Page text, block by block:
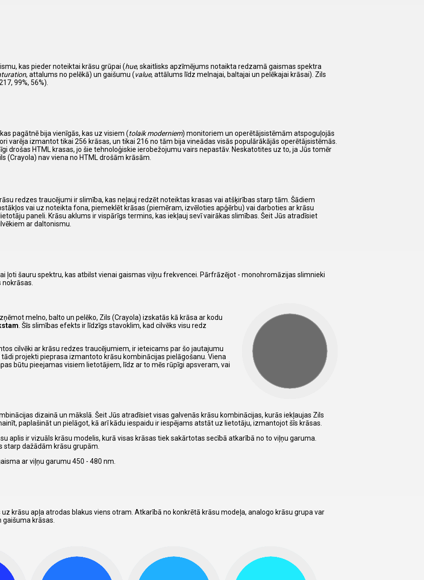
kas pieder noteiktai krāsu grūpai (hue, skaitlisks apzīmējums notaikta redzamā gaismas spektra
, attalums no pelēkā) un gaišumu (value, attālums līdz melnajai, baltajai un pelēkajai krāsai). Zils
99%, 56%).
pagātnē bija vienīgās, kas uz visiem (tolaik moderniem) monitoriem un operētājsistēmām atspoguļojās
varēja izmantot tikai 256 krāsas, un tikai 216 no tām bija vineādas visās populārākājās operētājsistēmās.
drošas HTML krasas, jo šie tehnoloģiskie ierobežojumu vairs nepastāv. Neskatotites uz to, ja Jūs tomēr
(Crayola) nav viena no HTML drošām krāsām.
redzes traucējumi ir slimība, kas neļauj redzēt noteiktas krasas vai atšķirības starp tām. Šādiem
vai uz noteikta fona, piemeklēt krāsas (piemēram, izvēloties apģērbu) vai darboties ar krāsu
paneli. Krāsu aklums ir vispārīgs termins, kas iekļauj sevī vairākas slimības. Šeit Jūs atradīsiet
ar daltonismu.
ļoti šauru spektru, kas atbilst vienai gaismas viļņu frekvencei. Pārfrāzējot - monohromāzijas slimnieki
melno, balto un pelēko, Zils (Crayola) izskatās kā krāsa ar kodu
. Šīs slimības efekts ir līdzīgs stavoklim, kad cilvēks visu redz
cilvēki ar krāsu redzes traucējumiem, ir ieteicams par šo jautajumu
projekti pieprasa izmantoto krāsu kombinācijas pielāgošanu. Viena
būtu pieejamas visiem lietotājiem, līdz ar to mēs rūpīgi apsveram, vai
dizainā un mākslā. Šeit Jūs atradīsiet visas galvenās krāsu kombinācijas, kurās iekļaujas Zils
paplašināt un pielāgot, kā arī kādu iespaidu ir iespējams atstāt uz lietotāju, izmantojot šīs krāsas.
aplis ir vizuāls krāsu modelis, kurā visas krāsas tiek sakārtotas secībā atkarībā no to viļņu garuma.
starp dažādām krāsu grupām.
ar viļņu garumu 450 - 480 nm.
krāsu apļa atrodas blakus viens otram. Atkarībā no konkrētā krāsu modeļa, analogo krāsu grupa var
krāsas.